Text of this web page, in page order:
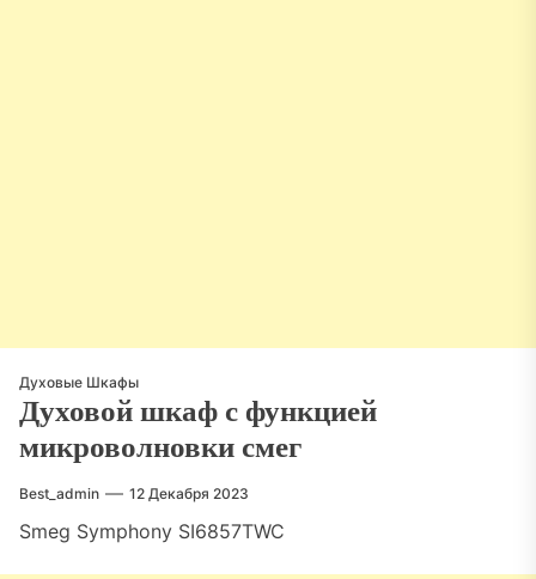
Духовые Шкафы
Духовой шкаф с функцией
микроволновки смег
Best_admin 12 Декабря 2023
Smeg Symphony SI6857TWC